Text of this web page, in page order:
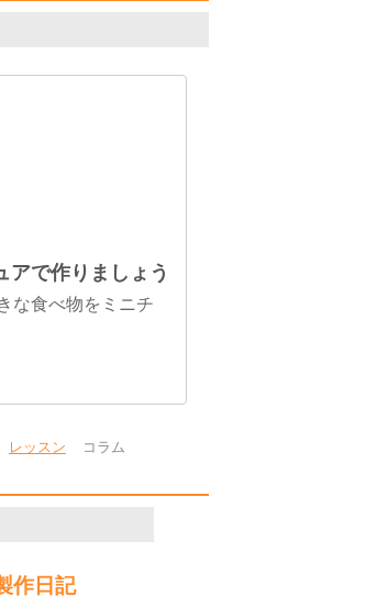
アで作りましょう
な食べ物をミニチ
レッスン
コラム
作日記